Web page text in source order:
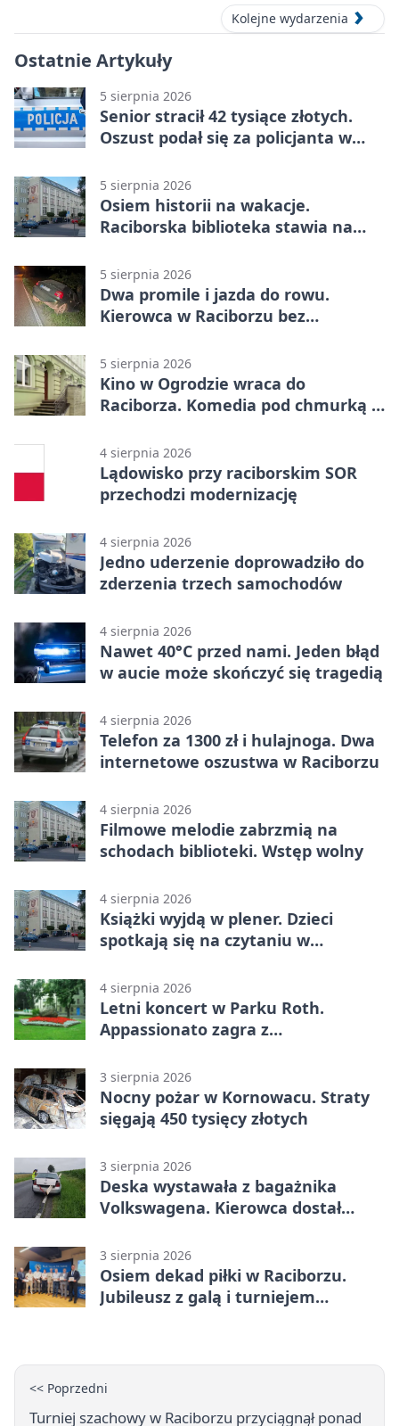
Kolejne wydarzenia
Ostatnie Artykuły
5 sierpnia 2026
Senior stracił 42 tysiące złotych.
Oszust podał się za policjanta w
5 sierpnia 2026
Osiem historii na wakacje.
Raciborska biblioteka stawia na
5 sierpnia 2026
Dwa promile i jazda do rowu.
Kierowca w Raciborzu bez
5 sierpnia 2026
Kino w Ogrodzie wraca do
Raciborza. Komedia pod chmurką w
4 sierpnia 2026
Lądowisko przy raciborskim SOR
przechodzi modernizację
4 sierpnia 2026
Jedno uderzenie doprowadziło do
zderzenia trzech samochodów
4 sierpnia 2026
Nawet 40°C przed nami. Jeden błąd
w aucie może skończyć się tragedią
4 sierpnia 2026
Telefon za 1300 zł i hulajnoga. Dwa
internetowe oszustwa w Raciborzu
4 sierpnia 2026
Filmowe melodie zabrzmią na
schodach biblioteki. Wstęp wolny
4 sierpnia 2026
Książki wyjdą w plener. Dzieci
spotkają się na czytaniu w
4 sierpnia 2026
Letni koncert w Parku Roth.
Appassionato zagra z
3 sierpnia 2026
Nocny pożar w Kornowacu. Straty
sięgają 450 tysięcy złotych
3 sierpnia 2026
Deska wystawała z bagażnika
Volkswagena. Kierowca dostał
3 sierpnia 2026
Osiem dekad piłki w Raciborzu.
Jubileusz z galą i turniejem
<< Poprzedni
Turniej szachowy w Raciborzu przyciągnął ponad